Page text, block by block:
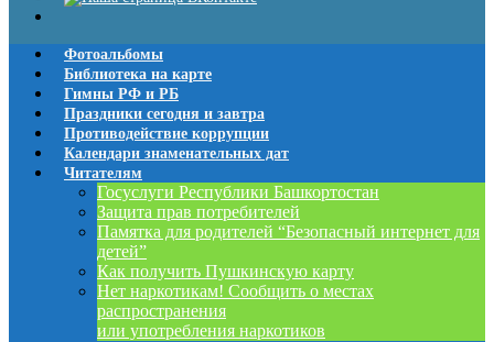
Фотоальбомы
Библиотека на карте
Гимны РФ и РБ
Праздники сегодня и завтра
Противодействие коррупции
Календари знаменательных дат
Читателям
Госуслуги Республики Башкортостан
Защита прав потребителей
Памятка для родителей “Безопасный интернет для
детей”
Как получить Пушкинскую карту
Нет наркотикам! Сообщить о местах
распространения
или употребления наркотиков